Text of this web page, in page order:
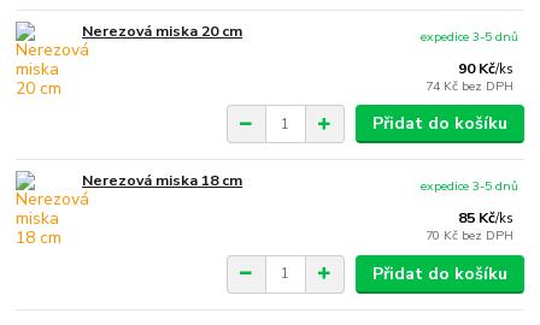
Nerezová miska 20 cm
90 Kč/ks
74 Kč bez DPH
expedice 3-5 dnů
Přidat do košíku
Nerezová miska 18 cm
85 Kč/ks
70 Kč bez DPH
expedice 3-5 dnů
Přidat do košíku